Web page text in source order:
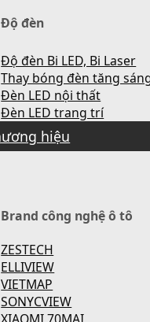
Độ đèn
Độ đèn Bi LED, Bi Laser
Thay bóng đèn tăng
Đèn LED nội thất
Đèn LED trang trí
hiệu
Brand công nghệ ô tô
ZESTECH
ELLIVIEW
VIETMAP
SONYCVIEW